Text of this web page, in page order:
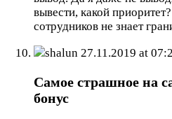
вывести, какой
сотрудников не знает
shalun 27.11.2019 at
Самое страшное на
бонус